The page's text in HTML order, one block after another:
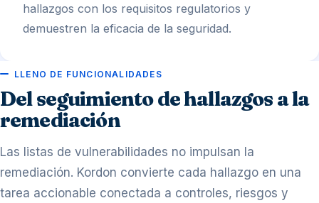
hallazgos con los requisitos regulatorios y
demuestren la eficacia de la seguridad.
LLENO DE FUNCIONALIDADES
Del seguimiento de hallazgos a la
remediación
Las listas de vulnerabilidades no impulsan la
remediación. Kordon convierte cada hallazgo en una
tarea accionable conectada a controles, riesgos y